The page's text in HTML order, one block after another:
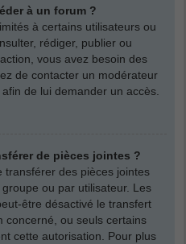
à un forum ?
à certains utilisateurs ou
rédiger, publier ou
vous avez besoin des
de contacter un modérateur
de lui demander un accès.
de pièces jointes ?
transférer des pièces jointes
ou par utilisateur. Les
être désactivé le transfert
concerné, ou seuls certains
cette autorisation. Pour plus